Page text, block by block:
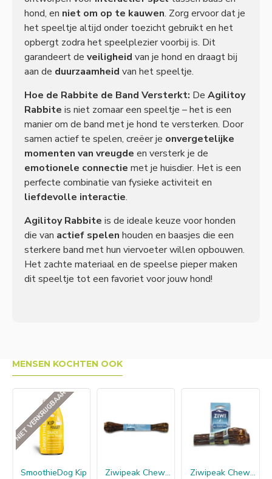
hond, en niet om op te kauwen. Zorg ervoor dat je
het speeltje altijd onder toezicht gebruikt en het
opbergt zodra het speelplezier voorbij is. Dit
garandeert de veiligheid van je hond en draagt bij
aan de duurzaamheid van het speeltje.
Hoe de Rabbite de Band Versterkt: De Agilitoy
Rabbite is niet zomaar een speeltje – het is een
manier om de band met je hond te versterken. Door
samen actief te spelen, creëer je onvergetelijke
momenten van vreugde en versterk je de
emotionele connectie met je huisdier. Het is een
perfecte combinatie van fysieke activiteit en
liefdevolle interactie.
Agilitoy Rabbite is de ideale keuze voor honden
die van actief spelen houden en baasjes die een
sterkere band met hun viervoeter willen opbouwen.
Het zachte materiaal en de speelse pieper maken
dit speeltje tot een favoriet voor jouw hond!
MENSEN KOCHTEN OOK
NIET VERKRIJGBAAR
SmoothieDog Kip Ziwipeak Chews Deer Shank Full Ziwipeak Chews Deer Shank Half